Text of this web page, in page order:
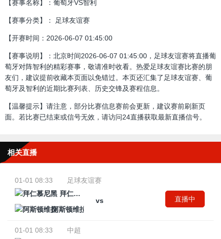
【赛事名称】：葡萄牙VS智利
【赛事分类】： 足球友谊赛
【开赛时间：2026-06-07 01:45:00
【赛事说明】：北京时间2026-06-07 01:45:00，足球友谊赛将直播葡
萄牙对阵智利的精彩赛事，敬请准时收看。热爱足球友谊赛比赛的朋
友们，建议提前收藏本页面以免错过。本页还汇集了足球友谊赛、葡
萄牙及智利的近期比赛列表、历史交锋及赛程信息。
【温馨提示】请注意，部分比赛信息赛前会更新，建议赛前刷新页
面。若比赛已结束或信号无效，请访问24直播获取最新直播信号。
相关直播
01-01 08:33
足球友谊赛
拜仁慕尼黑
vs
阿斯顿维拉
直播中
01-01 08:33
中超